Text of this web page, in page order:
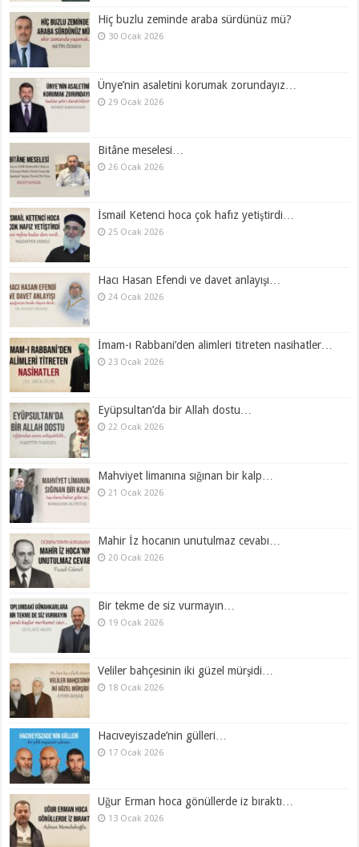
Hiç buzlu zeminde araba sürdünüz mü?
30 Ocak 2026
Ünye’nin asaletini korumak zorundayız…
29 Ocak 2026
Bitâne meselesi…
26 Ocak 2026
İsmail Ketenci hoca çok hafız yetiştirdi…
25 Ocak 2026
Hacı Hasan Efendi ve davet anlayışı…
24 Ocak 2026
İmam-ı Rabbani’den alimleri titreten nasihatler…
23 Ocak 2026
Eyüpsultan’da bir Allah dostu…
22 Ocak 2026
Mahviyet limanına sığınan bir kalp…
21 Ocak 2026
Mahir İz hocanın unutulmaz cevabı…
20 Ocak 2026
Bir tekme de siz vurmayın…
19 Ocak 2026
Veliler bahçesinin iki güzel mürşidi…
18 Ocak 2026
Hacıveyiszade’nin gülleri…
17 Ocak 2026
Uğur Erman hoca gönüllerde iz bıraktı…
13 Ocak 2026